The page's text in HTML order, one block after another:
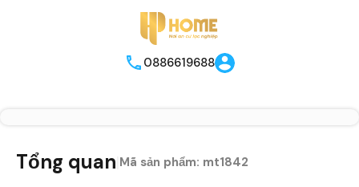
0886619688
Tổng quan Mã sản phẩm: mt1842